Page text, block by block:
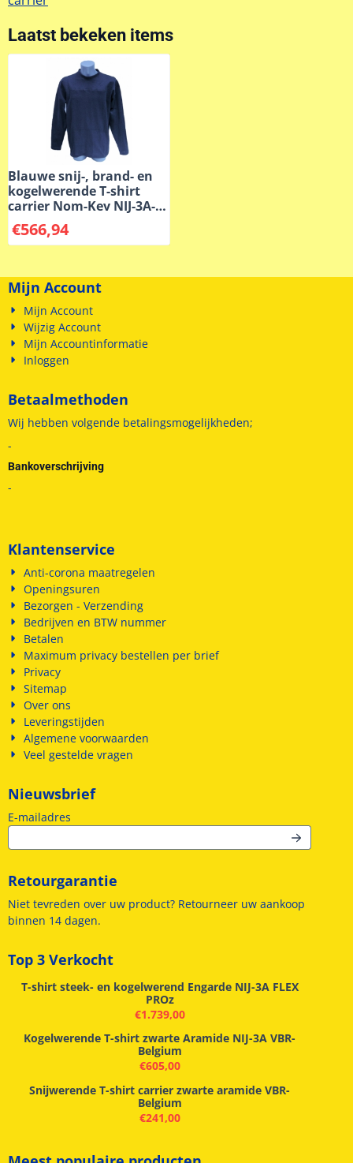
Laatst bekeken items
Blauwe snij-, brand- en
kogelwerende T-shirt
carrier Nom-Kev NIJ-3A-
LM VBR-Belgium
€566,94
Mijn Account
Mijn Account
Wijzig Account
Mijn Accountinformatie
Inloggen
Betaalmethoden
Wij hebben volgende betalingsmogelijkheden;
-
Bankoverschrijving
-
Klantenservice
Anti-corona maatregelen
Openingsuren
Bezorgen - Verzending
Bedrijven en BTW nummer
Betalen
Maximum privacy bestellen per brief
Privacy
Sitemap
Over ons
Leveringstijden
Algemene voorwaarden
Veel gestelde vragen
Nieuwsbrief
E-mailadres
Retourgarantie
Niet tevreden over uw product? Retourneer uw aankoop
binnen 14 dagen.
Top 3 Verkocht
T-shirt steek- en kogelwerend Engarde NIJ-3A FLEX
PROz
€1.739,00
Kogelwerende T-shirt zwarte Aramide NIJ-3A VBR-
Belgium
€605,00
Snijwerende T-shirt carrier zwarte aramide VBR-
Belgium
€241,00